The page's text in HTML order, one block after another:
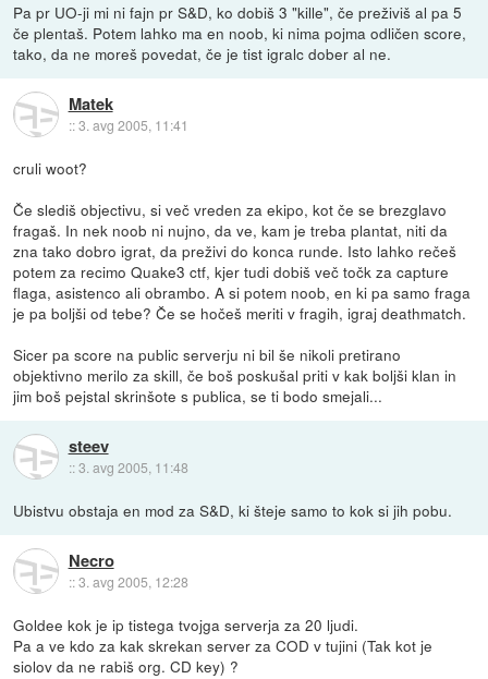
Pa pr UO-ji mi ni fajn pr S&D, ko dobiš 3 "kille", če preživiš al pa 5
če plentaš. Potem lahko ma en noob, ki nima pojma odličen score,
tako, da ne moreš povedat, če je tist igralc dober al ne.
Matek
::3. avg 2005, 11:41
cruli woot?
Če slediš objectivu, si več vreden za ekipo, kot če se brezglavo
fragaš. In nek noob ni nujno, da ve, kam je treba plantat, niti da
zna tako dobro igrat, da preživi do konca runde. Isto lahko rečeš
potem za recimo Quake3 ctf, kjer tudi dobiš več točk za capture
flaga, asistenco ali obrambo. A si potem noob, en ki pa samo fraga
je pa boljši od tebe? Če se hočeš meriti v fragih, igraj deathmatch.
Sicer pa score na public serverju ni bil še nikoli pretirano
objektivno merilo za skill, če boš poskušal priti v kak boljši klan in
jim boš pejstal skrinšote s publica, se ti bodo smejali...
steev
::3. avg 2005, 11:48
Ubistvu obstaja en mod za S&D, ki šteje samo to kok si jih pobu.
Necro
::3. avg 2005, 12:28
Goldee kok je ip tistega tvojga serverja za 20 ljudi.
Pa a ve kdo za kak skrekan server za COD v tujini (Tak kot je
siolov da ne rabiš org. CD key) ?